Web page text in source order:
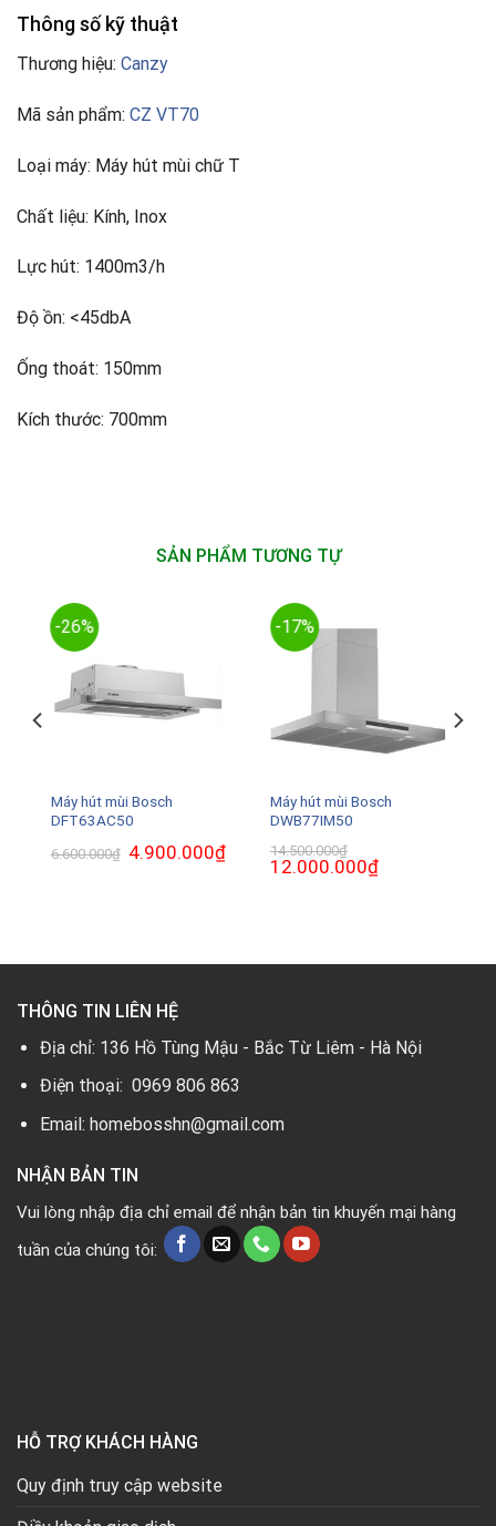
Thông số kỹ thuật
Thương hiệu: Canzy
Mã sản phẩm: CZ VT70
Loại máy: Máy hút mùi chữ T
Chất liệu: Kính, Inox
Lực hút: 1400m3/h
Độ ồn: <45dbA
Ống thoát: 150mm
Kích thước: 700mm
SẢN PHẨM TƯƠNG TỰ
-26%
Máy hút mùi Bosch
DFT63AC50
6.600.000₫ Giá
gốc
4.900.000₫Giá
hiện
-17%
Máy hút mùi Bosch
DWB77IM50
14.500.000₫
Giá
gốc
12.000.000₫Giá
hiện
THÔNG TIN LIÊN HỆ
Địa chỉ: 136 Hồ Tùng Mậu - Bắc Từ Liêm - Hà Nội
Điện thoại: 0969 806 863
Email: homebosshn@gmail.com
NHẬN BẢN TIN
Vui lòng nhập địa chỉ email để nhận bản tin khuyến mại hàng
tuần của chúng tôi:
HỖ TRỢ KHÁCH HÀNG
Quy định truy cập website